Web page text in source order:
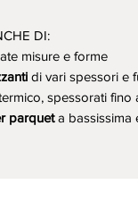
DI:
misure e forme
di vari spessori e
spessorati fino
parqueta bassissima